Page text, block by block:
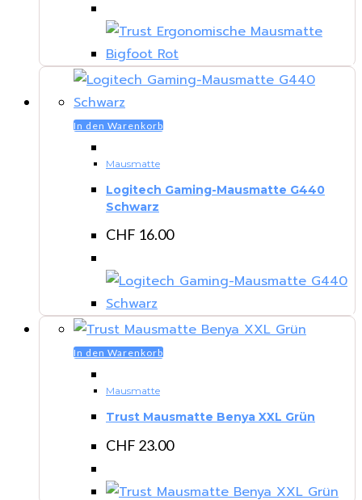
In den Warenkorb
Mausmatte
Logitech Gaming-Mausmatte G440
Schwarz
CHF 16.00
In den Warenkorb
Mausmatte
Trust Mausmatte Benya XXL Grün
CHF 23.00